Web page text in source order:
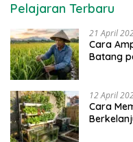
Pelajaran Terbaru
21 April
Cara
Batang
12 April
Cara